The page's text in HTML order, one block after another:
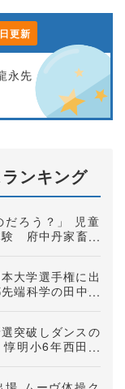
更新
永先
ンキング
だろう？」 児童
験 府中丹家畜保
大学選手権に出
端科学の田中快
突破しダンスの
明小6年西田煌